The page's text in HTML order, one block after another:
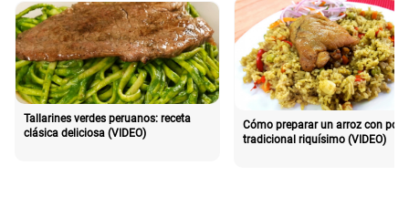
Tallarines verdes peruanos: receta
clásica deliciosa (VIDEO)
Cómo preparar un arroz con pollo
tradicional riquísimo (VIDEO)